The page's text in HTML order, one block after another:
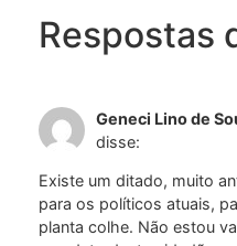
Respostas
Geneci Lino de
disse:
Existe um ditado, muito
para os políticos atuais,
planta colhe. Não estou